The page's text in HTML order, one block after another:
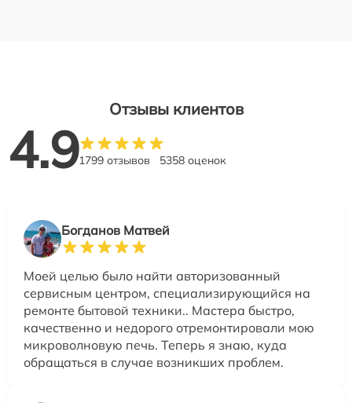
Отзывы клиентов
4.91799 отзывов 5358 оценок
Богданов Матвей
Моей целью было найти авторизованный
сервисным центром, специализирующийся на
ремонте бытовой техники.. Мастера быстро,
качественно и недорого отремонтировали мою
микроволновую печь. Теперь я знаю, куда
обращаться в случае возникших проблем.